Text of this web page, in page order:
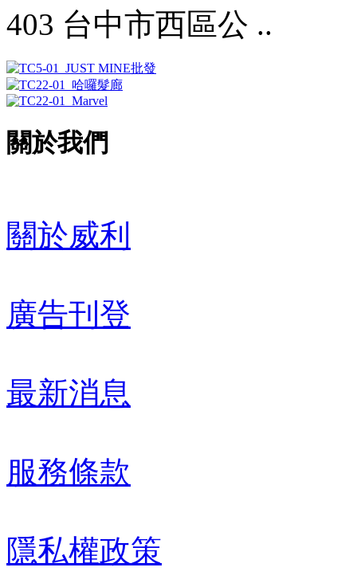
403 台中市西區公 ..
關於我們
關於威利
廣告刊登
最新消息
服務條款
隱私權政策